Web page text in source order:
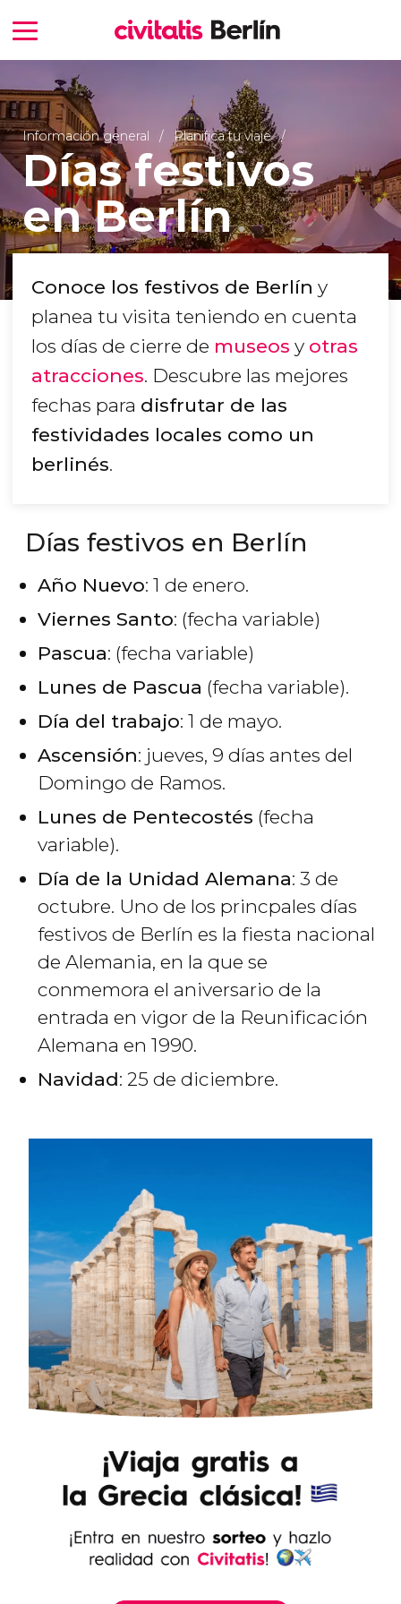
Información general Planifica tu viaje
Días festivos
en Berlín
Conoce los festivos de Berlín y
planea tu visita teniendo en cuenta
los días de cierre de museos y otras
atracciones. Descubre las mejores
fechas para disfrutar de las
festividades locales como un
berlinés.
Días festivos en Berlín
Año Nuevo: 1 de enero.
Viernes Santo: (fecha variable)
Pascua: (fecha variable)
Lunes de Pascua (fecha variable).
Día del trabajo: 1 de mayo.
Ascensión: jueves, 9 días antes del
Domingo de Ramos.
Lunes de Pentecostés (fecha
variable).
Día de la Unidad Alemana: 3 de
octubre. Uno de los princpales días
festivos de Berlín es la fiesta nacional
de Alemania, en la que se
conmemora el aniversario de la
entrada en vigor de la Reunificación
Alemana en 1990.
Navidad: 25 de diciembre.